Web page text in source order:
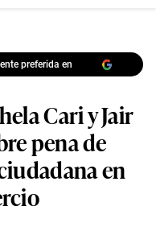
preferida en
Cari y Jair
pena de
en